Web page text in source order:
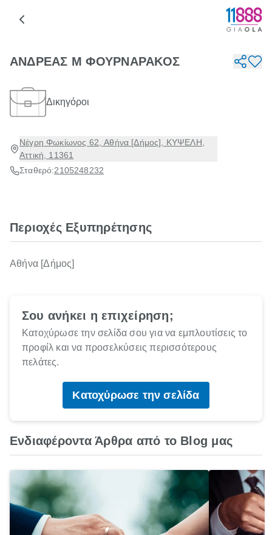
ΑΝΔΡΕΑΣ Μ ΦΟΥΡΝΑΡΑΚΟΣ
Δικηγόροι
Νέγρη Φωκίωνος 62, Αθήνα [Δήμος], ΚΥΨΕΛΗ,
Αττική, 11361
Σταθερό:2105248232
Περιοχές Εξυπηρέτησης
Αθήνα [Δήμος]
Σου ανήκει η επιχείρηση;
Κατοχύρωσε την σελίδα σου για να εμπλουτίσεις το
προφίλ και να προσελκύσεις περισσότερους
πελάτες.
Κατοχύρωσε την σελίδα
Ενδιαφέροντα Άρθρα από το Blog μας